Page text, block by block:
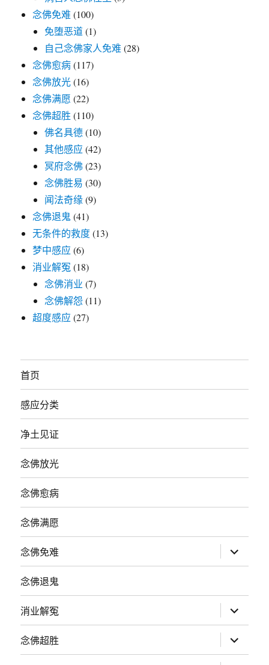
念佛免难(100)
免堕恶道(1)
自己念佛家人免难(28)
念佛愈病(117)
念佛放光(16)
念佛满愿 (22)
念佛超胜 (110)
佛名具德(10)
其他感应 (42)
冥府念佛(23)
念佛胜易 (30)
闻法奇缘(9)
念佛退鬼(41)
无条件的救度(13)
梦中感应 (6)
消业解冤 (18)
念佛消业 (7)
念佛解怨(11)
超度感应 (27)
首页
感应分类
净土见证
念佛放光
念佛愈病
念佛满愿
念佛免难 展
开
子
念佛退鬼
消业解冤 展
开
子
菜
单
念佛超胜 展
开
子